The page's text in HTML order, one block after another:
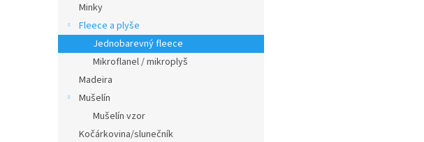
Minky
Fleece a plyše
Jednobarevný fleece
Mikroflanel / mikroplyš
Madeira
Mušelín
Mušelín vzor
Kočárkovina/slunečník